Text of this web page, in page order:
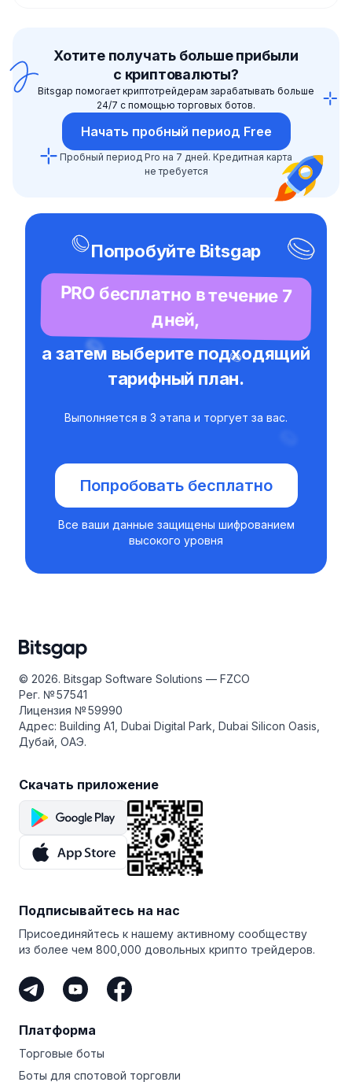
Хотите получать больше прибыли
с криптовалюты?
Bitsgap помогает криптотрейдерам зарабатывать больше
24/7 с помощью торговых ботов.
Начать пробный период Free
Пробный период Pro на 7 дней. Кредитная карта
не требуется
Попробуйте Bitsgap
PRO бесплатно в течение 7
дней,
а затем выберите подходящий
тарифный план.
Выполняется в 3 этапа и торгует за вас.
Попробовать бесплатно
Все ваши данные защищены шифрованием
высокого уровня
© 2026. Bitsgap Software Solutions — FZCO
Рег. № 57541
Лицензия № 59990
Адрес: Building A1, Dubai Digital Park, Dubai Silicon Oasis,
Дубай, ОАЭ.
Скачать приложение
Подписывайтесь на нас
Присоединяйтесь к нашему активному сообществу
из более чем 800,000 довольных крипто трейдеров.
Платформа
Торговые боты
Боты для спотовой торговли